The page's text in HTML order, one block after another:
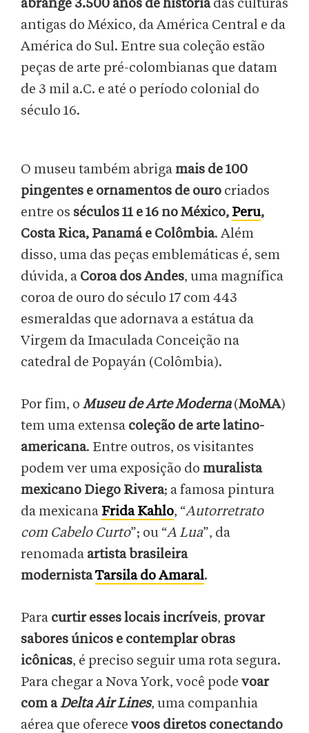
abrange 3.500 anos de históriadas culturas
antigas do México, da América Central e da
América do Sul. Entre sua coleção estão
peças de arte pré-colombianas que datam
de 3 mil a.C. e até o período colonial do
século 16.
O museu também abriga mais de 100
pingentes e ornamentos de ouro criados
entre os séculos 11 e 16 no México, Peru,
Costa Rica, Panamá e Colômbia. Além
disso, uma das peças emblemáticas é, sem
dúvida, a Coroa dos Andes, uma magnífica
coroa de ouro do século 17 com 443
esmeraldas que adornava a estátua da
Virgem da Imaculada Conceição na
catedral de Popayán (Colômbia).
Por fim, o Museu de Arte Moderna(MoMA)
tem uma extensa coleção de arte latino-
americana. Entre outros, os visitantes
podem ver uma exposição do muralista
mexicano Diego Rivera; a famosa pintura
da mexicana Frida Kahlo, “Autorretrato
com Cabelo Curto”; ou “A Lua”, da
renomada artista brasileira
modernistaTarsila do Amaral.
Para curtir esses locais incríveis, provar
sabores únicos e contemplar obras
icônicas, é preciso seguir uma rota segura.
Para chegar a Nova York, você pode voar
com aDelta Air Lines, uma companhia
aérea que oferece voos diretos conectando